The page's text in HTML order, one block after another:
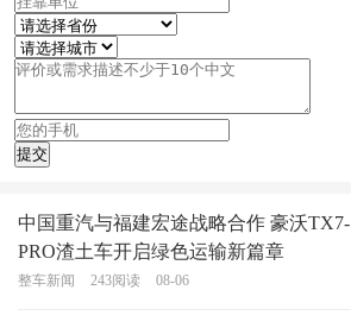
中国重汽与福建宏途战略合作 豪沃TX7-
PRO渣土车开启绿色运输新篇章
整车新闻 243阅读 08-06